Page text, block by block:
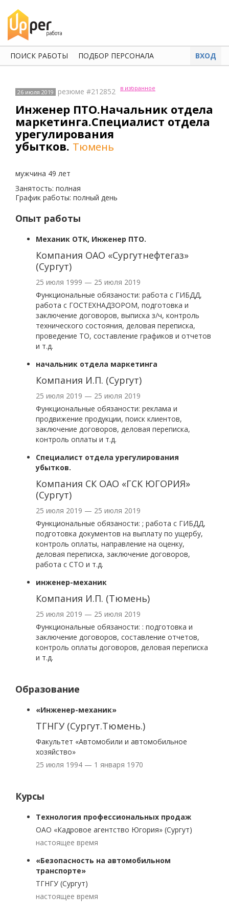
ПОИСК РАБОТЫ ПОДБОР ПЕРСОНАЛА ВХОД
26 июля 2019 резюме #212852 в избранное
Инженер ПТО.Начальник отдела
маркетинга.Специалист отдела
урегулирования
убытков. Тюмень
мужчина 49 лет
Занятость: полная
График работы: полный день
Опыт работы
Механик ОТК, Инженер ПТО.
Компания ОАО «Сургутнефтегаз»
(Сургут)
25 июля 1999 — 25 июля 2019
Функциональные обязаности: работа с ГИБДД,
работа с ГОСТЕХНАДЗОРОМ, подготовка и
заключение договоров, выписка з/ч, контроль
технического состояния, деловая переписка,
проведение ТО, составление графиков и отчетов
и т.д.
начальник отдела маркетинга
Компания И.П. (Сургут)
25 июля 2019 — 25 июля 2019
Функциональные обязаности: реклама и
продвижение продукции, поиск клиентов,
заключение договоров, деловая переписка,
контроль оплаты и т.д.
Специалист отдела урегулирования
убытков.
Компания СК ОАО «ГСК ЮГОРИЯ»
(Сургут)
25 июля 2019 — 25 июля 2019
Функциональные обязаности: ; работа с ГИБДД,
подготовка документов на выплату по ущербу,
контроль оплаты, направление на оценку,
деловая переписка, заключение договоров,
работа с СТО и т.д.
инженер-механик
Компания И.П. (Тюмень)
25 июля 2019 — 25 июля 2019
Функциональные обязаности: : подготовка и
заключение договоров, составление отчетов,
контроль оплаты договоров, деловая переписка
и т.д.
Образование
«Инженер-механик»
ТГНГУ (Сургут.Тюмень.)
Факультет «Автомобили и автомобильное
хозяйство»
25 июля 1994 — 1 января 1970
Курсы
Технология профессиональных продаж
ОАО «Кадровое агентство Югория» (Сургут)
настоящее время
«Безопасность на автомобильном
транспорте»
ТГНГУ (Сургут)
настоящее время